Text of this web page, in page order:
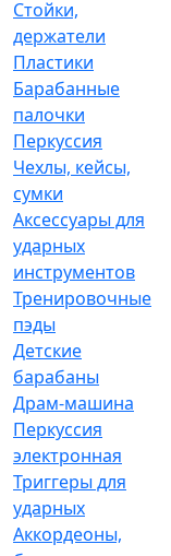
Стойки,
держатели
Пластики
Барабанные
палочки
Перкуссия
Чехлы, кейсы,
сумки
Аксессуары для
ударных
инструментов
Тренировочные
пэды
Детские
барабаны
Драм-машина
Перкуссия
электронная
Триггеры для
ударных
Аккордеоны,